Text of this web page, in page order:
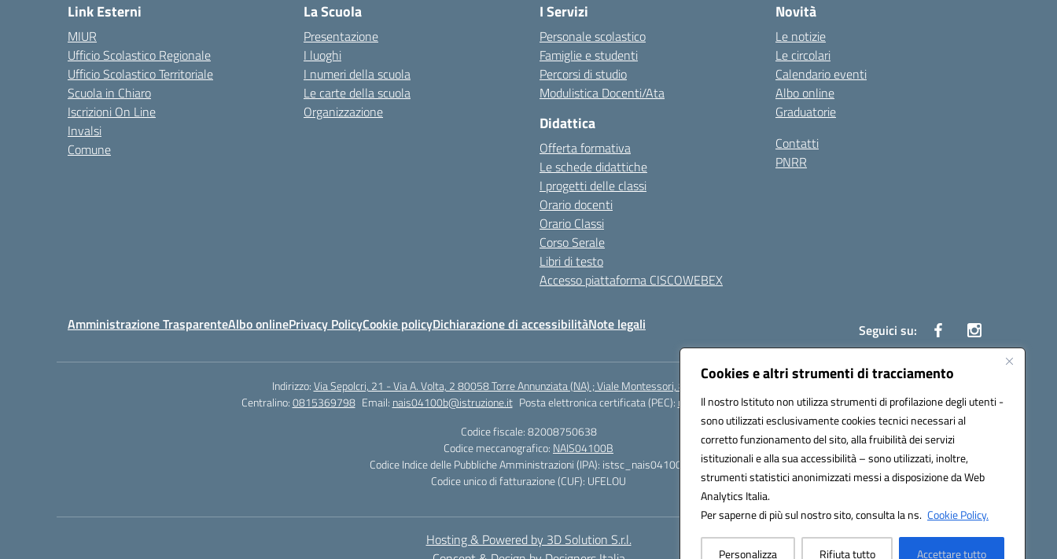
Cookies e altri strumenti di tracciamento
Il nostro Istituto non utilizza strumenti di profilazione degli utenti -
sono utilizzati esclusivamente cookies tecnici necessari al
corretto funzionamento del sito, alla fruibilità dei servizi
istituzionali e alla sua accessibilità – sono utilizzati, inoltre,
strumenti statistici anonimizzati messi a disposizione da Web
Analytics Italia.
Per saperne di più sul nostro sito, consulta la ns. Cookie Policy.
Personalizza Rifiuta tutto Accettare tutto
Link Esterni
MIUR
Ufficio Scolastico Regionale
Ufficio Scolastico Territoriale
Scuola in Chiaro
Iscrizioni On Line
Invalsi
Comune
La Scuola
Presentazione
I luoghi
I numeri della scuola
Le carte della scuola
Organizzazione
I Servizi
Personale scolastico
Famiglie e studenti
Percorsi di studio
Modulistica Docenti/Ata
Didattica
Offerta formativa
Le schede didattiche
I progetti delle classi
Orario docenti
Orario Classi
Corso Serale
Libri di testo
Accesso piattaforma CISCOWEBEX
Novità
Le notizie
Le circolari
Calendario eventi
Albo online
Graduatorie
Contatti
PNRR
Amministrazione TrasparenteAlbo onlinePrivacy PolicyCookie policyDichiarazione di accessibilitàNote legali Seguici su:
Indirizzo:Via Sepolcri, 21 - Via A. Volta, 2 80058 Torre Annunziata (NA) ; Viale Montessori, 80041 Boscoreale (NA)
Centralino:0815369798 Email: nais04100b@istruzione.it Posta elettronica certificata (PEC): nais04100b@pec.istruzione.it
Codice fiscale: 82008750638
Codice meccanografico: NAIS04100B
Codice Indice delle Pubbliche Amministrazioni (IPA): istsc_nais04100b
Codice unico di fatturazione (CUF): UFELOU
Hosting & Powered by 3D Solution S.r.l.